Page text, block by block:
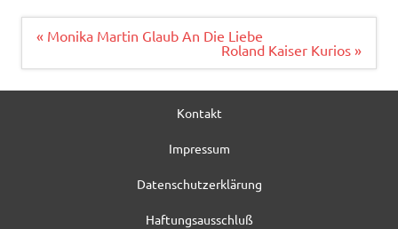
b
o
o
k
te
r
l
n
Beitragsnavigation
« Monika Martin Glaub An Die Liebe
Roland Kaiser Kurios »
Kontakt
Impressum
Datenschutzerklärung
Haftungsausschluß